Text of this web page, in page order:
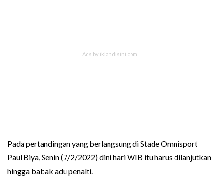
Pada pertandingan yang berlangsung di Stade Omnisport
Paul Biya, Senin (7/2/2022) dini hari WIB itu harus dilanjutkan
hingga babak adu penalti.